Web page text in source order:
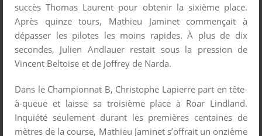
succès Thomas Laurent pour obtenir la sixième place.
Après quinze tours, Mathieu Jaminet commençait à
dépasser les pilotes les moins rapides. À plus de dix
secondes, Julien Andlauer restait sous la pression de
Vincent Beltoise et de Joffrey de Narda.
Dans le Championnat B, Christophe Lapierre part en tête-
à-queue et laisse sa troisième place à Roar Lindland.
Inquiété seulement durant les premières centaines de
mètres de la course, Mathieu Jaminet s’offrait un onzième